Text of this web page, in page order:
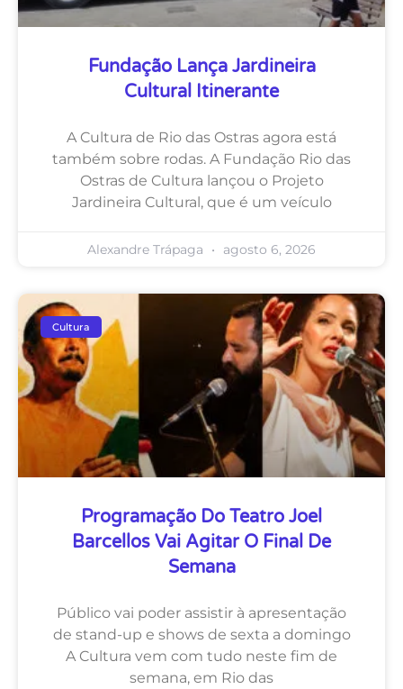
Fundação Lança Jardineira
Cultural Itinerante
A Cultura de Rio das Ostras agora está
também sobre rodas. A Fundação Rio das
Ostras de Cultura lançou o Projeto
Jardineira Cultural, que é um veículo
Alexandre Trápaga agosto 6, 2026
Cultura
Programação Do Teatro Joel
Barcellos Vai Agitar O Final De
Semana
Público vai poder assistir à apresentação
de stand-up e shows de sexta a domingo
A Cultura vem com tudo neste fim de
semana, em Rio das